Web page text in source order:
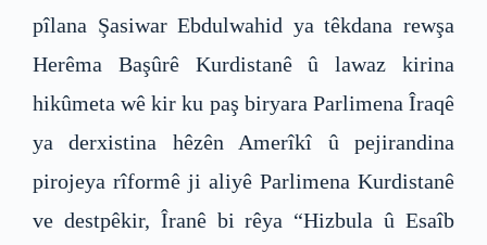
pîlana Şasiwar Ebdulwahid ya têkdana rewşa
Herêma Başûrê Kurdistanê û lawaz kirina
hikûmeta wê kir ku paş biryara Parlimena Îraqê
ya derxistina hêzên Amerîkî û pejirandina
pirojeya rîformê ji aliyê Parlimena Kurdistanê
ve destpêkir, Îranê bi rêya “Hizbula û Esaîb